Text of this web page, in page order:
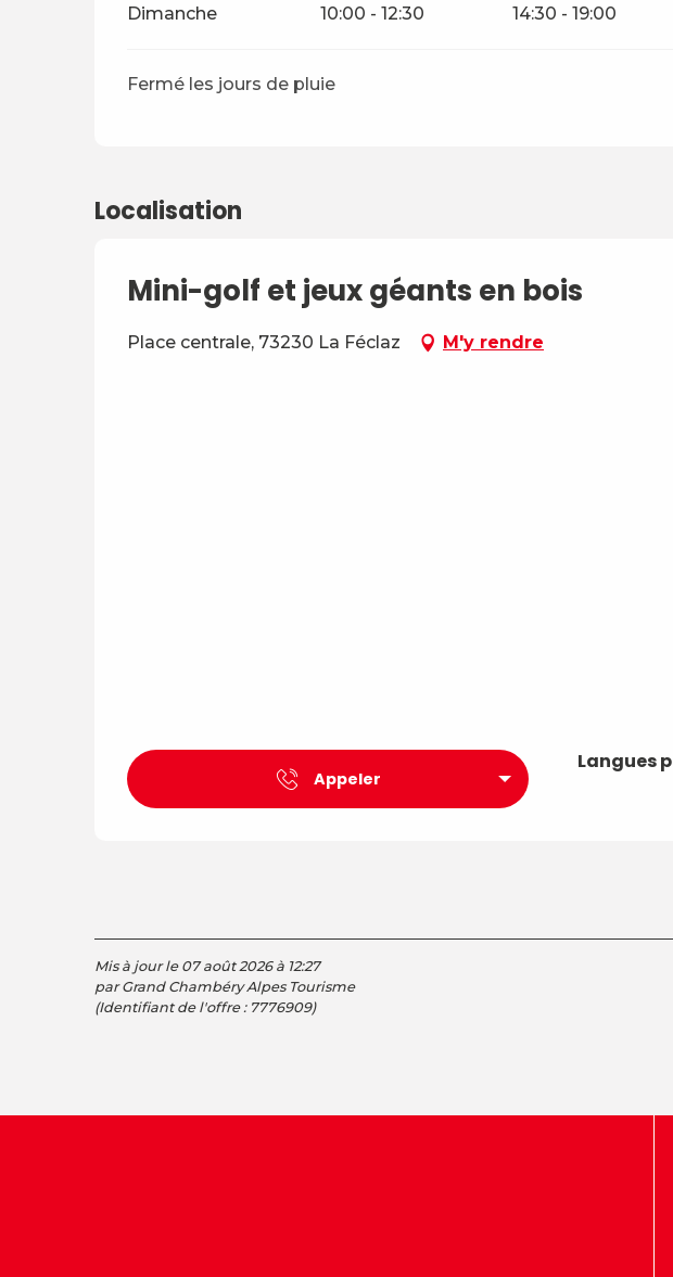
Dimanche 10:00 - 12:30 14:30 - 19:00
Fermé les jours de pluie
Localisation
Mini-golf et jeux géants en bois
Place centrale, 73230 La Féclaz M'y rendre
Appeler
Langues
Langues
Mis à jour le 07 août 2026 à 12:27
par Grand Chambéry Alpes Tourisme
(Identifiant de l'offre : 7776909)